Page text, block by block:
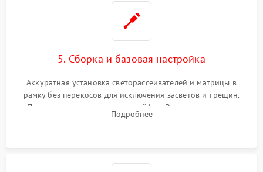
5. Сборка и базовая настройка
Аккуратная установка светорассеивателей и матрицы в
рамку без перекосов для исключения засветов и трещин.
Подключение внутренних шлейфов. Закрытие корпуса.
Сброс настроек и обновление программного обеспечения.
Подробнее